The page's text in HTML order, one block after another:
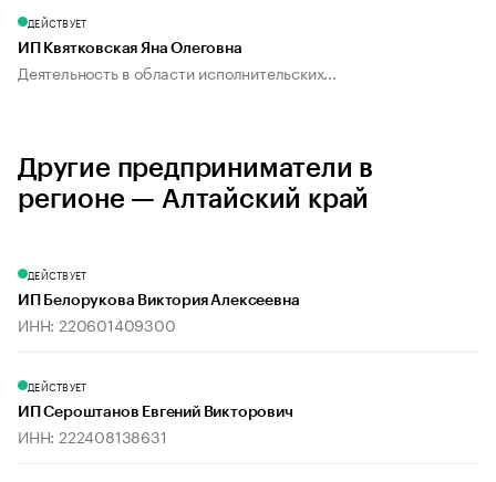
ДЕЙСТВУЕТ
ИП Квятковская Яна Олеговна
Деятельность в области исполнительских...
Другие предприниматели в
регионе — Алтайский край
ДЕЙСТВУЕТ
ИП Белорукова Виктория Алексеевна
ИНН: 220601409300
ДЕЙСТВУЕТ
ИП Сероштанов Евгений Викторович
ИНН: 222408138631